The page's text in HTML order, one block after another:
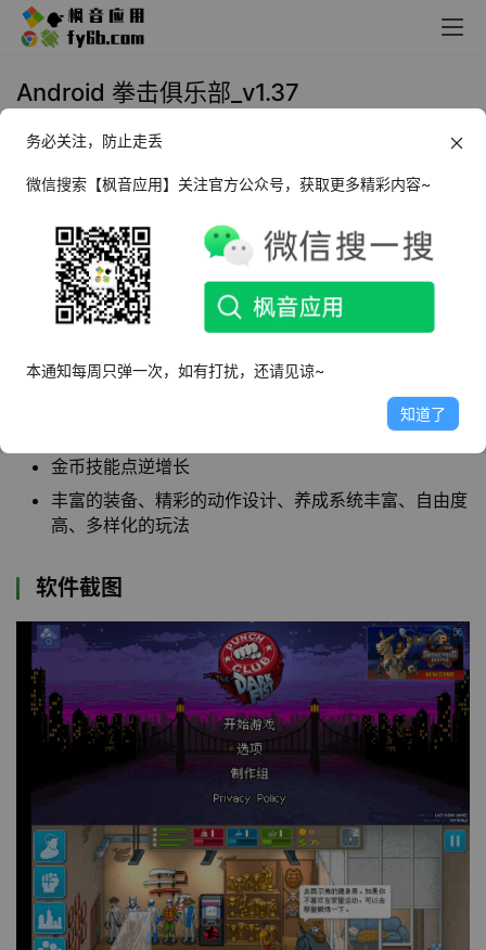
Android 拳击俱乐部_v1.37
2023年11月1日 09:58
家可以扮演一位拳击手，通过练习和比赛来提升
自己的技能和实力。玩家需要不断学习新的拳击
技能，并且购买适合自己的装备来提升自己的战
金币技能点逆增长
丰富的装备、精彩的动作设计、养成系统丰富、自由度
高、多样化的玩法
软件截图
务必关注，防止走丢
微信搜索【枫音应用】关注官方公众号，获取更多精彩内容~
本通知每周只弹一次，如有打扰，还请见谅~
知道了